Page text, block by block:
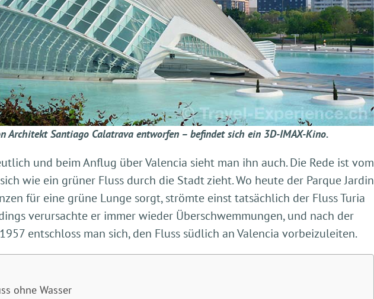
Architekt Santiago Calatrava entworfen – befindet sich ein 3D-IMAX-Kino.
und beim Anflug über Valencia sieht man ihn auch. Die Rede ist vom
wie ein grüner Fluss durch die Stadt zieht. Wo heute der Parque Jardin
für eine grüne Lunge sorgt, strömte einst tatsächlich der Fluss Turia
verursachte er immer wieder Überschwemmungen, und nach der
entschloss man sich, den Fluss südlich an Valencia vorbeizuleiten.
ohne Wasser